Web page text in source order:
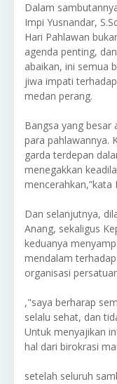
Dalam
Impi Yusnandar,
Hari Pahlawan
agenda penting,
abaikan, ini semua
jiwa impati
medan perang.
Bangsa yang besar
para pahlawannya.
garda terdepan
menegakkan
mencerahkan,”kata
Dan selanjutnya,
Anang, sekaligus
keduanya
mendalam
organisasi
,"saya berharap
selalu sehat, dan
Untuk menyajikan
hal dari birokrasi
setelah seluruh